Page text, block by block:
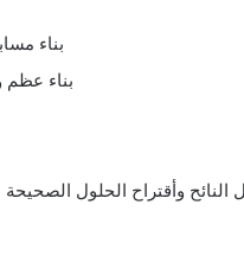
بناء
بناء عظم